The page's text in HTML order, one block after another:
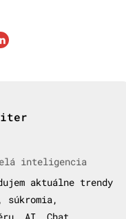
inteligencia
aktuálne trendy